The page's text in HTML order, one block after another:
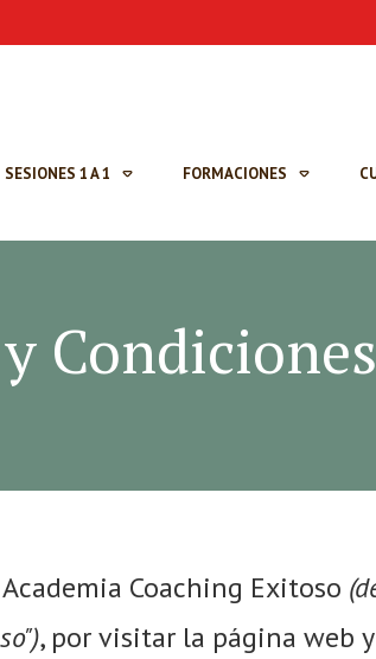
SESIONES 1 A 1 FORMACIONES
Coaching Exitoso
, por visitar la página web